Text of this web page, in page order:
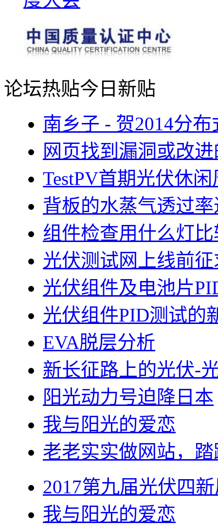
论坛热贴今日新贴
南乡子 - 贺2014分
网页找到漏洞或改
TestPV首期光伏休
背板的水蒸气透过
组件检查用什么灯
光伏测试网上线前
光伏组件及电池片
光伏组件PID测试的
EVA脱层分析
新长征路上的光伏-
阳光动力号迫降日本
我与阳光的爱恋
老老实实做网站，
2017第九届光伏四
我与阳光的爱恋